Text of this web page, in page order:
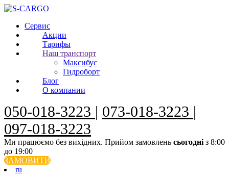
Сервис
Акции
Тарифы
Наш транспорт
Максибус
Гидроборт
Блог
О компании
050-018-3223 | 073-018-3223 |
097-018-3223
Ми працюємо без вихідних. Прийом замовлень сьогодні з 8:00
до 19:00
ЗАМОВИТИ
ru